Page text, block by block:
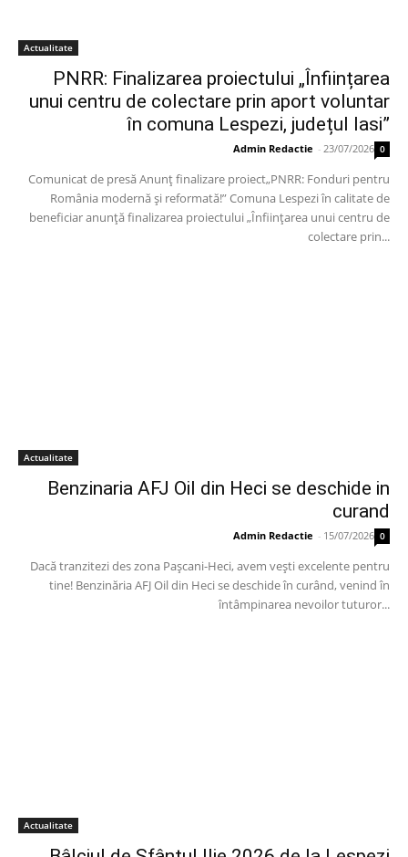
Actualitate
PNRR: Finalizarea proiectului „Înființarea
unui centru de colectare prin aport voluntar
în comuna Lespezi, județul Iasi”
Admin Redactie - 23/07/2026 0
Comunicat de presă Anunț finalizare proiect„PNRR: Fonduri pentru
România modernă și reformată!” Comuna Lespezi în calitate de
beneficiar anunță finalizarea proiectului „Înființarea unui centru de
colectare prin...
Actualitate
Benzinaria AFJ Oil din Heci se deschide in
curand
Admin Redactie - 15/07/2026 0
Dacă tranzitezi des zona Pașcani-Heci, avem vești excelente pentru
tine! Benzinăria AFJ Oil din Heci se deschide în curând, venind în
întâmpinarea nevoilor tuturor...
Actualitate